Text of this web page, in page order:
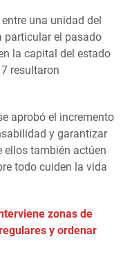
una unidad del
particular el pasado
la capital del estado
resultaron
aprobó el incremento
y garantizar
ellos también actúen
todo cuiden la vida
zonas de
y ordenar